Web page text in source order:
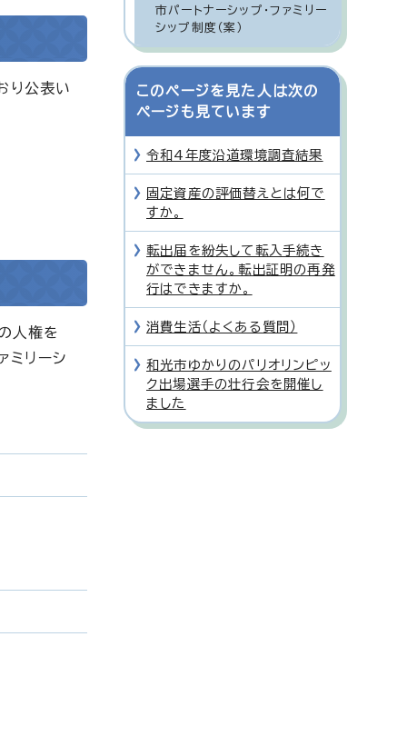
り公表い
人権を
ミリーシ
市パートナーシップ・ファミリー
シップ制度（案）
このページを見た人は次の
ページも見ています
令和4年度沿道環境調査結果
固定資産の評価替えとは何で
すか。
転出届を紛失して転入手続き
ができません。転出証明の再発
行はできますか。
消費生活（よくある質問）
和光市ゆかりのパリオリンピッ
ク出場選手の壮行会を開催し
ました